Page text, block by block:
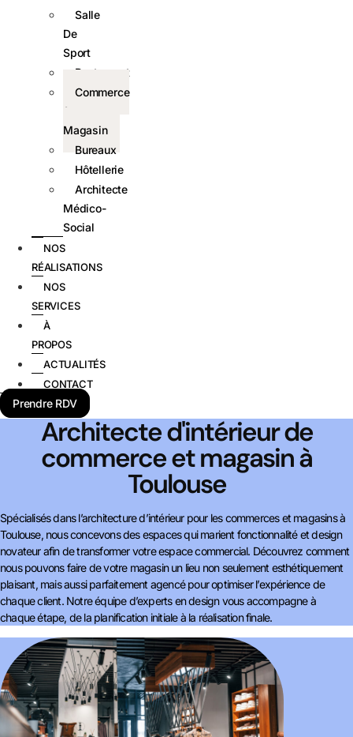
Salle
De
Sport
Restaurant
Commerce
&
Magasin
Bureaux
Hôtellerie
Architecte
Médico-
Social
NOS
RÉALISATIONS
NOS
SERVICES
À
PROPOS
ACTUALITÉS
CONTACT
Prendre RDV
Architecte d'intérieur de
commerce et magasin à
Toulouse
Spécialisés dans l’architecture d’intérieur pour les commerces et magasins à
Toulouse, nous concevons des espaces qui marient fonctionnalité et design
novateur afin de transformer votre espace commercial. Découvrez comment
nous pouvons faire de votre magasin un lieu non seulement esthétiquement
plaisant, mais aussi parfaitement agencé pour optimiser l’expérience de
chaque client. Notre équipe d’experts en design vous accompagne à
chaque étape, de la planification initiale à la réalisation finale.